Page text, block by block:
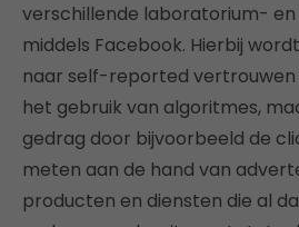
verschillende laboratorium-
middels Facebook. Hierbij
naar self-reported vertrouwen
het gebruik van algoritmes,
gedrag door bijvoorbeeld de
meten aan de hand van
producten en diensten die al